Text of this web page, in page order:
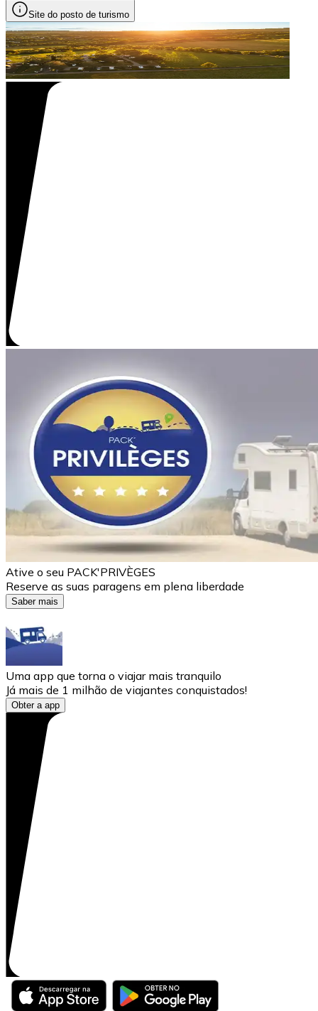
Site do posto de turismo
Ative o seu PACK'PRIVÈGES
Reserve as suas paragens em plena liberdade
Saber mais
Uma app que torna o viajar mais tranquilo
Já mais de 1 milhão de viajantes conquistados!
Obter a app